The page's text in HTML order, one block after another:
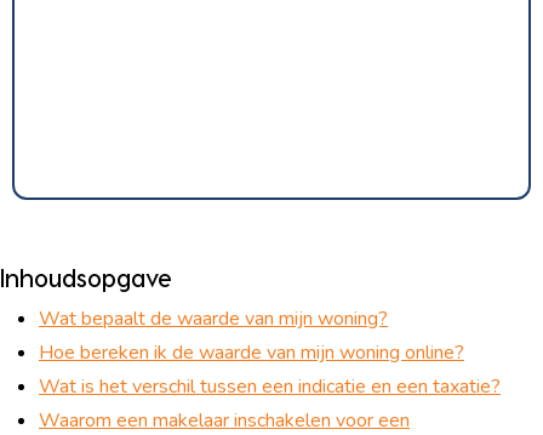
Inhoudsopgave
Wat bepaalt de waarde van mijn woning?
Hoe bereken ik de waarde van mijn woning online?
Wat is het verschil tussen een indicatie en een taxatie?
Waarom een makelaar inschakelen voor een